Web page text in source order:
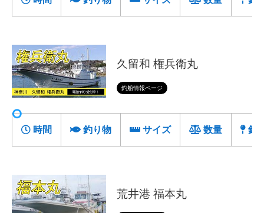
久留和 権兵衛丸
釣船情報ページ
時間 釣り物 サイズ 数量 釣
荒井港 福本丸